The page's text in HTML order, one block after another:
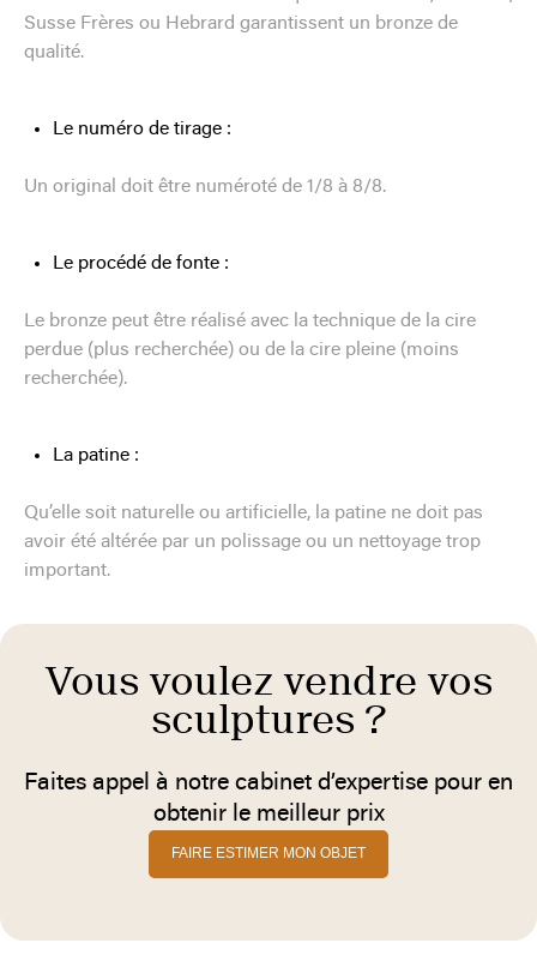
Susse Frères ou Hebrard garantissent un bronze de
qualité.
Le numéro de tirage :
Un original doit être numéroté de 1/8 à 8/8.
Le procédé de fonte :
Le bronze peut être réalisé avec la technique de la cire
perdue (plus recherchée) ou de la cire pleine (moins
recherchée).
La patine :
Qu’elle soit naturelle ou artificielle, la patine ne doit pas
avoir été altérée par un polissage ou un nettoyage trop
important.
Vous voulez vendre vos
sculptures ?
Faites appel à notre cabinet d’expertise pour en
obtenir le meilleur prix
FAIRE ESTIMER MON OBJET